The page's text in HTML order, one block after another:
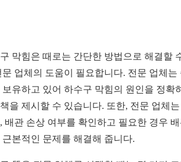
막힘은 때로는 간단한 방법으로 해결할
문 업체의 도움이 필요합니다. 전문 업체
보유하고 있어 하수구 막힘의 원인을 정확
을 제시할 수 있습니다. 또한, 전문 업체
배관 손상 여부를 확인하고 필요한 경우
근본적인 문제를 해결해 줍니다.